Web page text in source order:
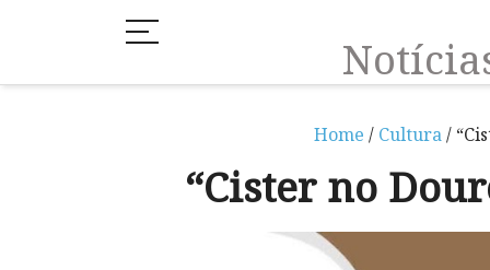
Home / Cultura/
“Cister no